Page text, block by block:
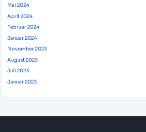
Mai 2024
April 2024
Februar 2024
Januar 2024
November 2023
August 2023
Juli 2023
Januar 2023